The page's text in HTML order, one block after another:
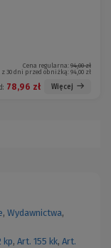
Cena regularna: 94,00 zł
30 dni przed obniżką: 94,00 zł
78,96 zł Więcej
, Wydawnictwa,
kp, Art. 155 kk, Art.